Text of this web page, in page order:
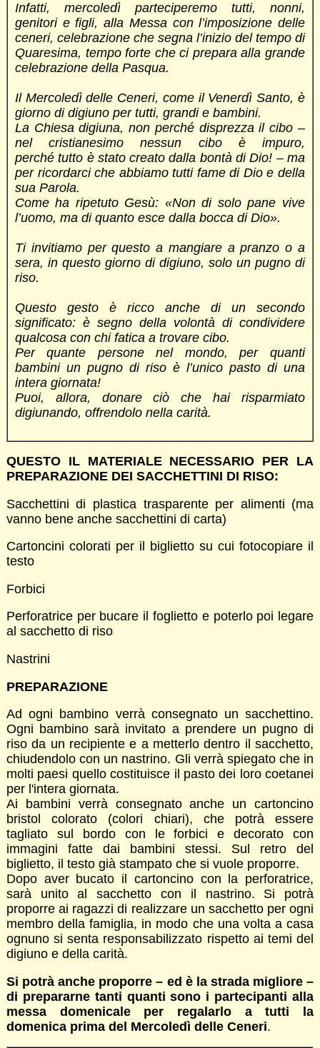
Infatti, mercoledì parteciperemo tutti, nonni,
genitori e figli,alla Messa con l’imposizione delle
ceneri, celebrazione che segna l’inizio del tempo di
Quaresima, tempo forte che ci prepara alla grande
celebrazione della Pasqua.
Il Mercoledì delle Ceneri, come il Venerdì Santo, è
giorno di digiuno per tutti, grandi e bambini.
La Chiesa digiuna, non perché disprezza il cibo –
nel cristianesimo nessun cibo è impuro,
perché tutto è stato creato dalla bontà di Dio! – ma
per ricordarci che abbiamo tutti fame di Dio e della
sua Parola.
Come ha ripetuto Gesù: «Non di solo pane vive
l’uomo, ma di quanto esce dalla bocca di Dio».
Ti invitiamo per questo a mangiare a pranzo o a
sera, in questo giorno di digiuno, solo un pugno di
riso.
Questo gesto è ricco anche di un secondo
significato: è segno della volontà di condividere
qualcosa con chi fatica a trovare cibo.
Per quante persone nel mondo, per quanti
bambini un pugno di riso è l’unico pasto di una
intera giornata!
Puoi, allora, donare ciò che hai risparmiato
digiunando, offrendolo nella carità.
QUESTO IL MATERIALE NECESSARIO PER LA
PREPARAZIONE DEI SACCHETTINI DI RISO:
Sacchettini di plastica trasparente per alimenti (ma
vanno bene anche sacchettini di carta)
Cartoncini colorati per il biglietto su cui fotocopiare il
testo
Forbici
Perforatrice per bucare il foglietto e poterlo poi legare
al sacchetto di riso
Nastrini
PREPARAZIONE
Ad ogni bambino verrà consegnato un sacchettino.
Ogni bambino sarà invitato a prendere un pugno di
riso da un recipiente e a metterlo dentro il sacchetto,
chiudendolo con un nastrino. Gli verrà spiegato che in
molti paesi quello costituisce il pasto dei loro coetanei
per l'intera giornata.
Ai bambini verrà consegnato anche un cartoncino
bristol colorato (colori chiari), che potrà essere
tagliato sul bordo con le forbici e decorato con
immagini fatte dai bambini stessi. Sul retro del
biglietto, il testo già stampato che si vuole proporre.
Dopo aver bucato il cartoncino con la perforatrice,
sarà unito al sacchetto con il nastrino. Si potrà
proporre ai ragazzi di realizzare un sacchetto per ogni
membro della famiglia, in modo che una volta a casa
ognuno si senta responsabilizzato rispetto ai temi del
digiuno e della carità.
Si potrà anche proporre – ed è la strada migliore –
di prepararne tanti quanti sono i partecipanti alla
messa domenicale per regalarlo a tutti la
domenica prima del Mercoledì delle Ceneri.